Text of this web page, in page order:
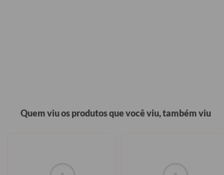
Quem viu os produtos que você viu, também viu